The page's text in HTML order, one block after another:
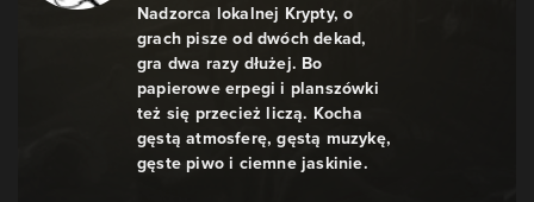
Nadzorca lokalnej Krypty, o
grach pisze od dwóch dekad,
gra dwa razy dłużej. Bo
papierowe erpegi i planszówki
też się przecież liczą. Kocha
gęstą atmosferę, gęstą muzykę,
gęste piwo i ciemne jaskinie.